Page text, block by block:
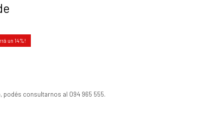
14
podés consultarnos al 094 965 555.